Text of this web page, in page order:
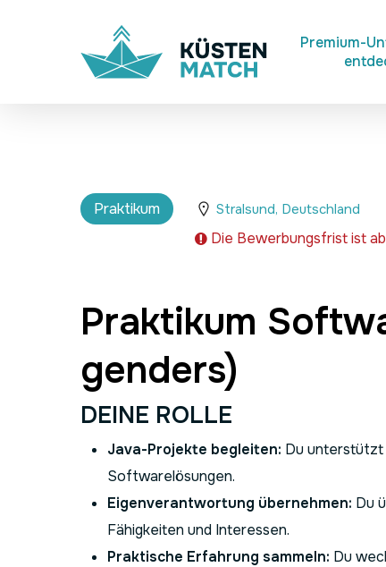
Premium-
Praktikum Stralsund, Deutschland
Die Bewerbungsfrist ist
Praktikum
genders)
DEINE ROLLE
Java-Projekte begleiten: Du unterstützt
Softwarelösungen.
Eigenverantwortung übernehmen: Du
Fähigkeiten und Interessen.
Praktische Erfahrung sammeln: Du